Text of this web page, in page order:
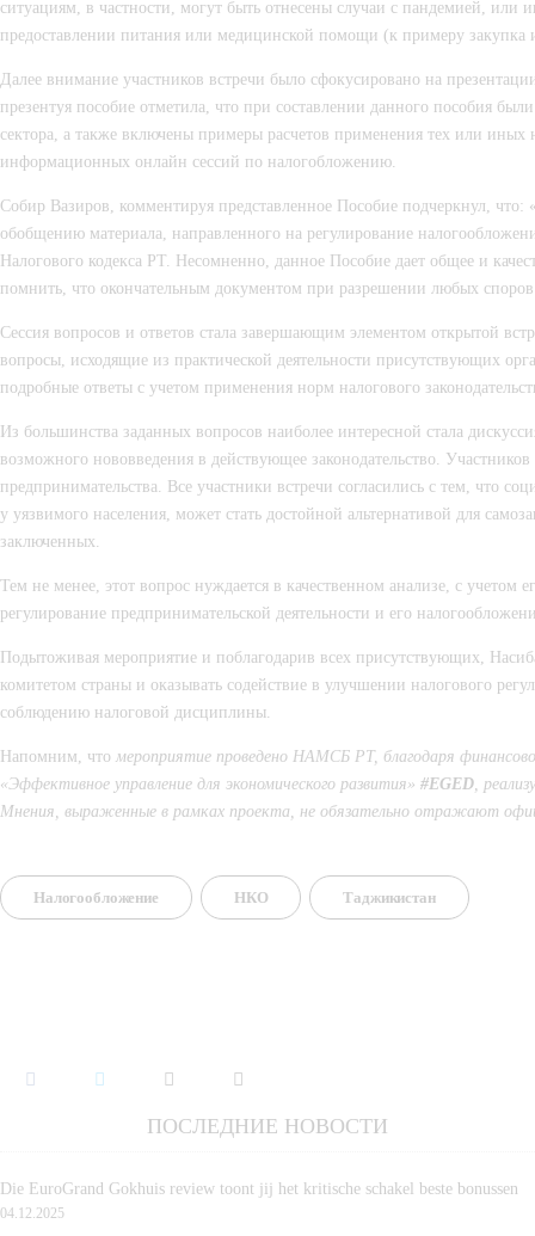
ситуациям, в частности, могут быть отнесены случаи с пандемией,
предоставлении питания или медицинской помощи (к примеру закупка
Далее внимание участников встречи было сфокусировано на
презентуя пособие отметила, что при составлении данного пособия
сектора, а также включены примеры расчетов применения тех или
информационных онлайн сессий по налогобложению.
Собир Вазиров, комментируя представленное Пособие подчеркнул,
обобщению материала, направленного на регулирование
Налогового кодекса РТ. Несомненно, данное Пособие дает общее и
помнить, что окончательным документом при разрешении любых
Сессия вопросов и ответов стала завершающим элементом открытой
вопросы, исходящие из практической деятельности присутствующих
подробные ответы с учетом применения норм налогового
Из большинства заданных вопросов наиболее интересной стала
возможного нововведения в действующее законодательство.
предпринимательства. Все участники встречи согласились с тем, что
у уязвимого населения, может стать достойной альтернативой для
заключенных.
Тем не менее, этот вопрос нуждается в качественном анализе, с
регулирование предпринимательской деятельности и его
Подытоживая мероприятие и поблагодарив всех присутствующих,
комитетом страны и оказывать содействие в улучшении налогового
соблюдению налоговой дисциплины.
Напомним, что мероприятие проведено НАМСБ РТ, благодаря
«Эффективное управление для экономического развития» #EGED ,
Мнения, выраженные в рамках проекта, не обязательно отражают
Налогообложение НКО Таджикистан
ПОСЛЕДНИЕ НОВОСТИ
Die EuroGrand Gokhuis review toont jij het kritische schakel beste bonussen
04.12.2025